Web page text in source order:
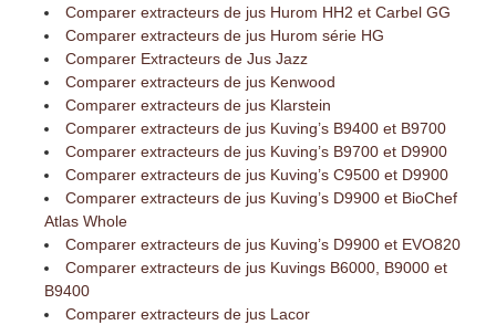
Comparer extracteurs de jus Hurom HH2 et Carbel GG
Comparer extracteurs de jus Hurom série HG
Comparer Extracteurs de Jus Jazz
Comparer extracteurs de jus Kenwood
Comparer extracteurs de jus Klarstein
Comparer extracteurs de jus Kuving’s B9400 et B9700
Comparer extracteurs de jus Kuving’s B9700 et D9900
Comparer extracteurs de jus Kuving’s C9500 et D9900
Comparer extracteurs de jus Kuving’s D9900 et BioChef
Atlas Whole
Comparer extracteurs de jus Kuving’s D9900 et EVO820
Comparer extracteurs de jus Kuvings B6000, B9000 et
B9400
Comparer extracteurs de jus Lacor